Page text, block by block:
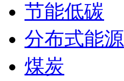
节能低碳
分布式能源
煤炭